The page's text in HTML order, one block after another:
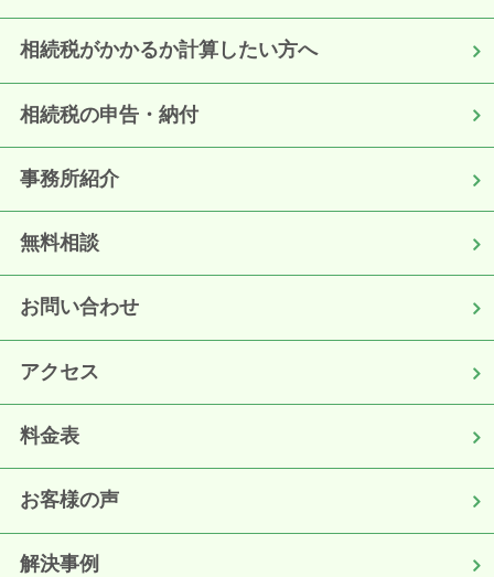
相続税がかかるか計算したい方へ
相続税の申告・納付
事務所紹介
無料相談
お問い合わせ
アクセス
料金表
お客様の声
解決事例